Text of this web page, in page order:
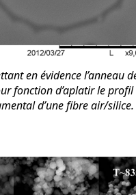
en évidence l’anneau
fonction d’aplatir le profil
d’une fibre air/silice.